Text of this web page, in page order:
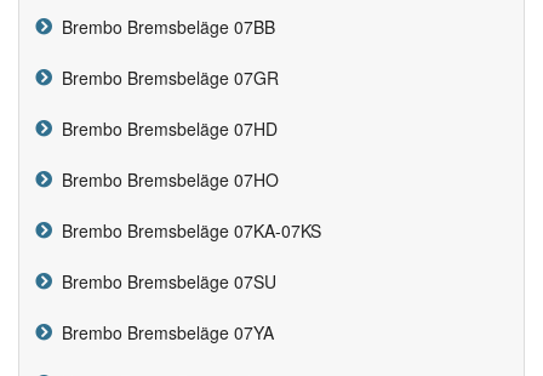
Brembo Bremsbeläge 07BB
Brembo Bremsbeläge 07GR
Brembo Bremsbeläge 07HD
Brembo Bremsbeläge 07HO
Brembo Bremsbeläge 07KA-07KS
Brembo Bremsbeläge 07SU
Brembo Bremsbeläge 07YA